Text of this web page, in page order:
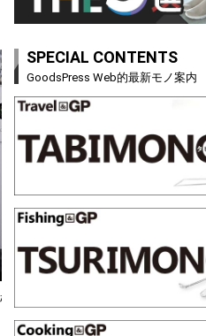
こそ“映える”タフな腕時計を。G-
」は本当に機能も見た…
SPECIAL CONTENTS
GoodsPress Web的最新モノ案内